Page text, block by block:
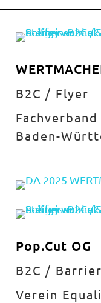
B2C / Flyer
Baden-
Pop.Cut OG
B2C /
Verein